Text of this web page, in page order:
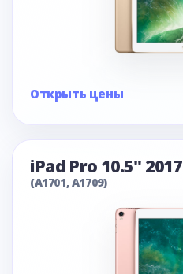
Открыть цены
iPad Pro 10.5" 2017
(A1701, A1709)